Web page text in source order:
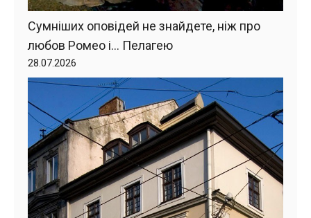
Сумніших оповідей не знайдете, ніж про
любов Ромео і… Пелагею
28.07.2026